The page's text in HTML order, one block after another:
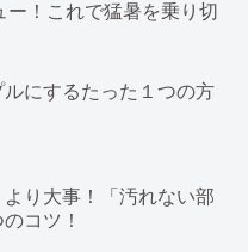
ー！これで猛暑を乗り切
にするたった１つの方
より大事！「汚れない部
コツ！